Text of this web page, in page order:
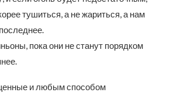
тушиться, а не жариться, а нам
пока они не станут порядком
и любым способом